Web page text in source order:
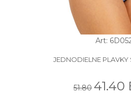
Art:
JEDNODIELNE PLAVKY
51.80 41.40